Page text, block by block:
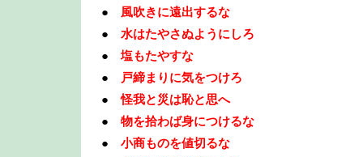
● 風吹きに遠出するな
●
水はたやさぬようにしろ
●
塩もたやすな
●
戸締まりに気をつけろ
●
怪我と災は恥と思へ
●
物を拾わば身につけるな
●
小商ものを値切るな